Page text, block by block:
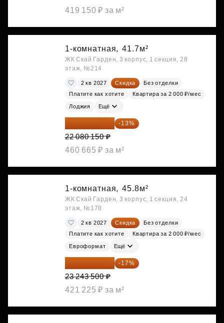
419 150 ₽ за м²
1-комнатная, 41.7м²
ЖК Скай Гарден, 3 корпус, 1 секция, 28
этаж, №214
2 кв 2027 Скидка
Без отделки
Платите как хотите
Квартира за 2 000 ₽/мес
Лоджия Ещё
19 209 731 ₽ -13%
22 080 150 ₽
460 665 ₽ за м²
1-комнатная, 45.8м²
ЖК Скай Гарден, 3 корпус, 1 секция, 24
этаж, №178
2 кв 2027 Скидка
Без отделки
Платите как хотите
Квартира за 2 000 ₽/мес
Евроформат Ещё
19 292 105 ₽ -17%
23 243 500 ₽
421 225 ₽ за м²